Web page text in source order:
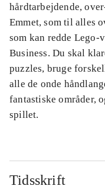
hårdtarbejdende,
Emmet, som til alles
som kan redde Lego-
Business. Du skal
puzzles, bruge
alle de onde
fantastiske områder,
spillet.
Tidsskrift